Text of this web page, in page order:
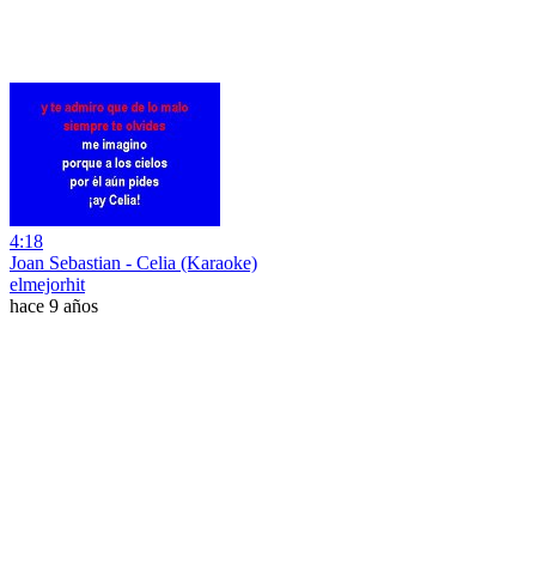
4:18
Joan Sebastian - Celia (Karaoke)
elmejorhit
hace 9 años